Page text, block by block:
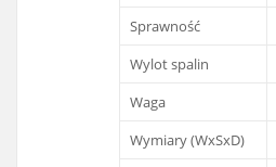
Sprawność
Wylot spalin
Waga
Wymiary (WxSxD)